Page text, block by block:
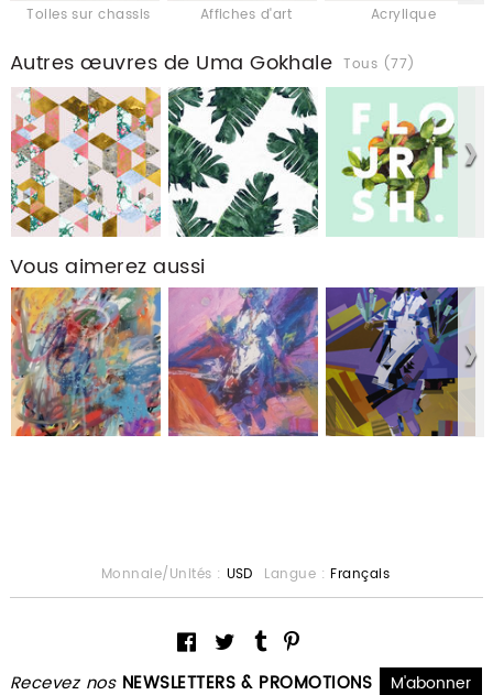
Toiles sur chassis Affiches d'art Acrylique
Autres œuvres de Uma Gokhale Tous (77)
Vous aimerez aussi
Recevez nos NEWSLETTERS & PROMOTIONS
Monnaie/Unités : USD Langue : Français